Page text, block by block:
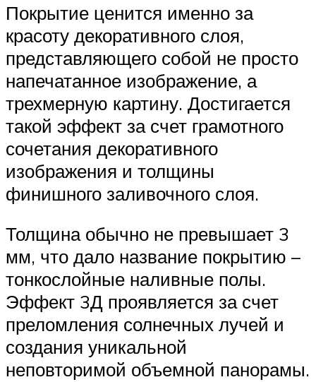
Покрытие ценится именно за
красоту декоративного слоя,
представляющего собой не просто
напечатанное изображение, а
трехмерную картину. Достигается
такой эффект за счет грамотного
сочетания декоративного
изображения и толщины
финишного заливочного слоя.
Толщина обычно не превышает 3
мм, что дало название покрытию –
тонкослойные наливные полы.
Эффект 3Д проявляется за счет
преломления солнечных лучей и
создания уникальной
неповторимой объемной панорамы.